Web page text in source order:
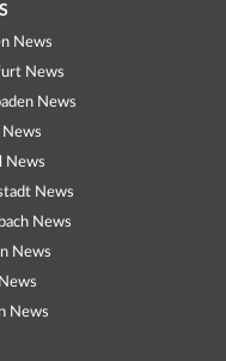
News
News
News
News
News
News
News
News
News